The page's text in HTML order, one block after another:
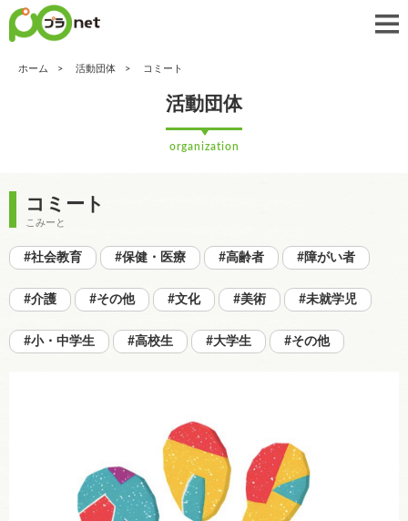
ホーム 活動団体 コミート
活動団体
organization
コミート
こみーと
#社会教育 #保健・医療 #高齢者 #障がい者
#介護 #その他 #文化 #美術 #未就学児
#小・中学生 #高校生 #大学生 #その他